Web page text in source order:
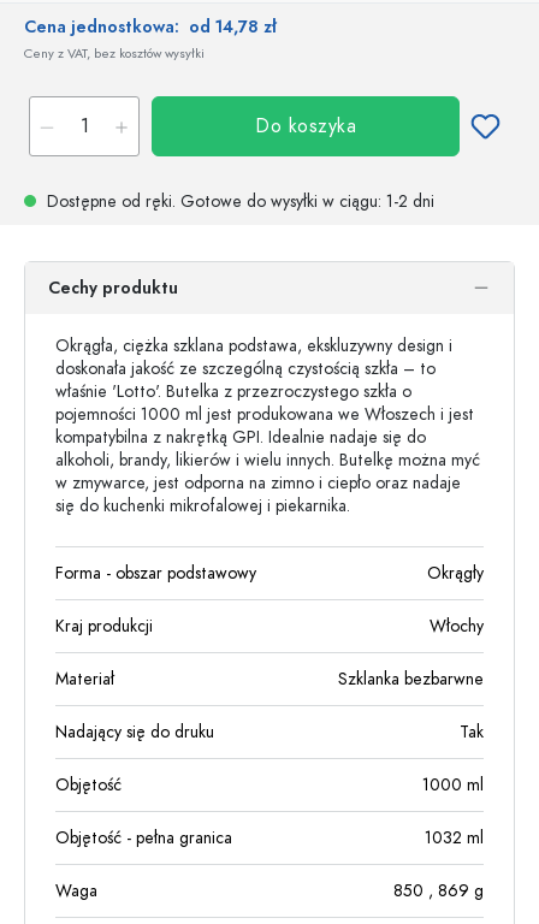
Cena jednostkowa: od 14,78 zł
Ceny z VAT, bez kosztów wysyłki
Do koszyka
Dostępne od ręki. Gotowe do wysyłki w ciągu: 1-2 dni
Cechy produktu
Okrągła, ciężka szklana podstawa, ekskluzywny design i
doskonała jakość ze szczególną czystością szkła – to
właśnie 'Lotto'. Butelka z przezroczystego szkła o
pojemności 1000 ml jest produkowana we Włoszech i jest
kompatybilna z nakrętką GPI. Idealnie nadaje się do
alkoholi, brandy, likierów i wielu innych. Butelkę można myć
w zmywarce, jest odporna na zimno i ciepło oraz nadaje
się do kuchenki mikrofalowej i piekarnika.
Forma - obszar podstawowy Okrągły
Kraj produkcji Włochy
Materiał Szklanka bezbarwne
Nadający się do druku Tak
Objętość 1000 ml
Objętość - pełna granica 1032 ml
Waga 850 , 869 g